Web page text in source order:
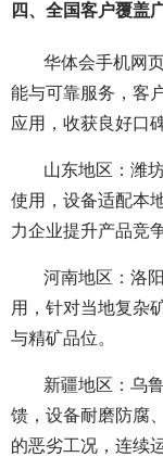
四、全国客户覆盖
华体会手机网
能与可靠服务，客
应用，收获良好口碑
山东地区：潍
使用，设备适配本
力企业提升产品竞
河南地区：洛
用，针对当地复杂
与精矿品位。
新疆地区：乌
馈，设备耐磨防腐
的恶劣工况，连续